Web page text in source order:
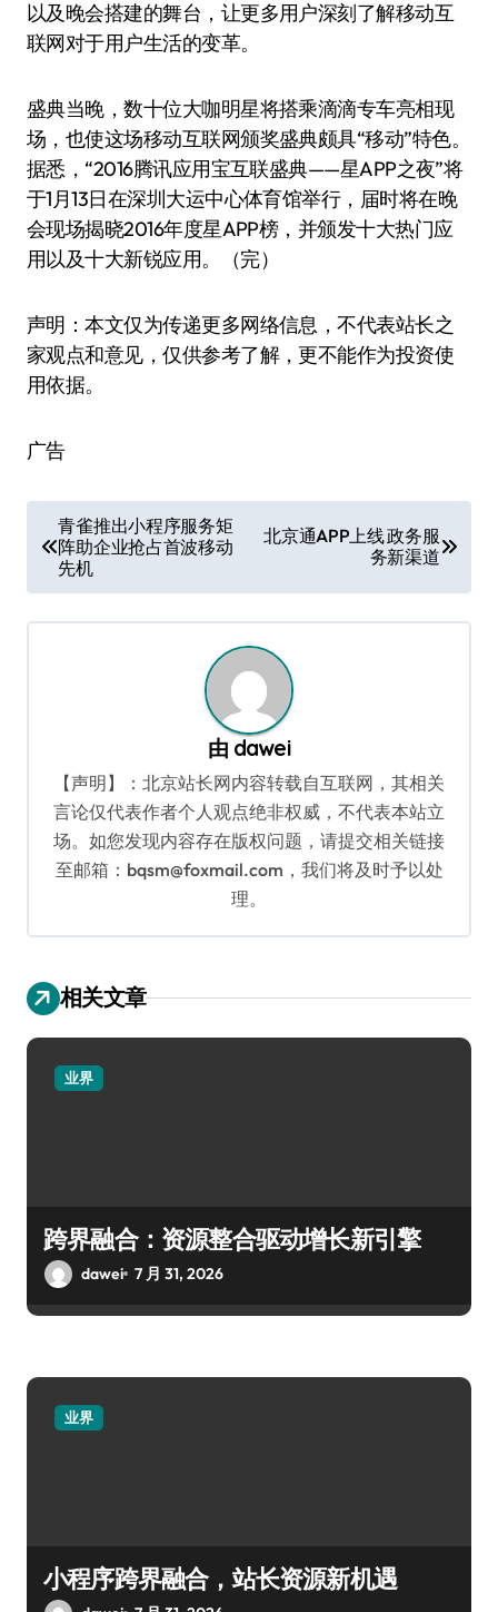
以及晚会搭建的舞台，让更多用户深刻了解移动互
联网对于用户生活的变革。
盛典当晚，数十位大咖明星将搭乘滴滴专车亮相现
场，也使这场移动互联网颁奖盛典颇具“移动”特色。
据悉，“2016腾讯应用宝互联盛典——星APP之夜”将
于1月13日在深圳大运中心体育馆举行，届时将在晚
会现场揭晓2016年度星APP榜，并颁发十大热门应
用以及十大新锐应用。（完）
声明：本文仅为传递更多网络信息，不代表站长之
家观点和意见，仅供参考了解，更不能作为投资使
用依据。
广告
章
导
航
青雀推出小程序服务矩
阵助企业抢占首波移动
先机
北京通APP上线 政务服
务新渠道
由 dawei
【声明】：北京站长网内容转载自互联网，其相关
言论仅代表作者个人观点绝非权威，不代表本站立
场。如您发现内容存在版权问题，请提交相关链接
至邮箱：bqsm@foxmail.com，我们将及时予以处
理。
相关文章
业界
跨界融合：资源整合驱动增长新引擎
dawei 7 月 31, 2026
业界
小程序跨界融合，站长资源新机遇